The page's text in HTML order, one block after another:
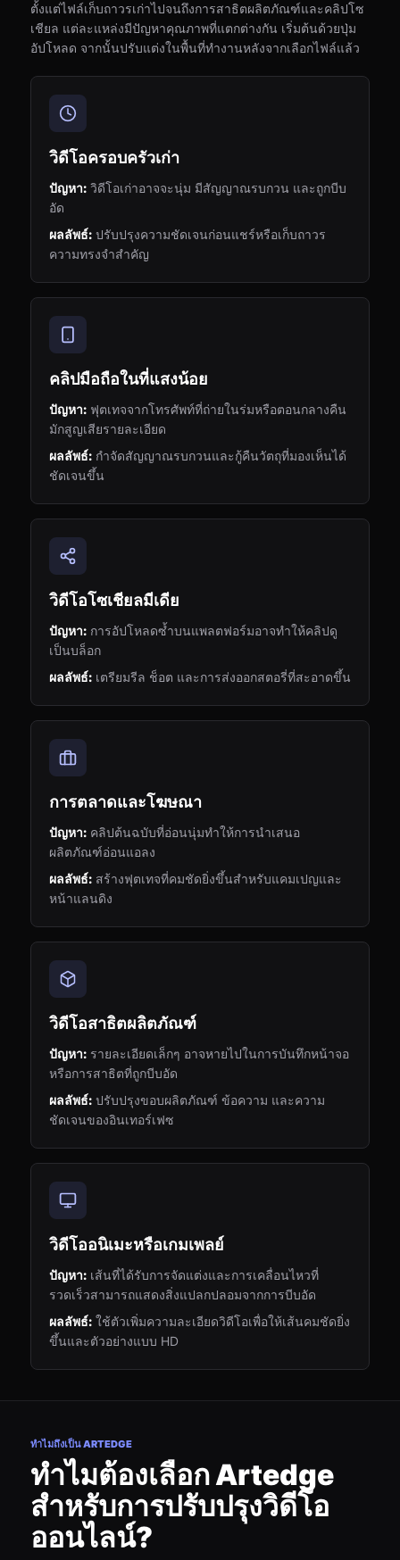
ตั้งแต่ไฟล์เก็บถาวรเก่าไปจนถึงการสาธิตผลิตภัณฑ์และคลิปโซ
เชียล แต่ละแหล่งมีปัญหาคุณภาพที่แตกต่างกัน เริ่มต้นด้วยปุ่ม
อัปโหลด จากนั้นปรับแต่งในพื้นที่ทำงานหลังจากเลือกไฟล์แล้ว
วิดีโอครอบครัวเก่า
ปัญหา: วิดีโอเก่าอาจจะนุ่ม มีสัญญาณรบกวน และถูกบีบ
อัด
ผลลัพธ์: ปรับปรุงความชัดเจนก่อนแชร์หรือเก็บถาวร
ความทรงจำสำคัญ
คลิปมือถือในที่แสงน้อย
ปัญหา: ฟุตเทจจากโทรศัพท์ที่ถ่ายในร่มหรือตอนกลางคืน
มักสูญเสียรายละเอียด
ผลลัพธ์: กำจัดสัญญาณรบกวนและกู้คืนวัตถุที่มองเห็นได้
ชัดเจนขึ้น
วิดีโอโซเชียลมีเดีย
ปัญหา: การอัปโหลดซ้ำบนแพลตฟอร์มอาจทำให้คลิปดู
เป็นบล็อก
ผลลัพธ์: เตรียมรีล ช็อต และการส่งออกสตอรี่ที่สะอาดขึ้น
การตลาดและโฆษณา
ปัญหา: คลิปต้นฉบับที่อ่อนนุ่มทำให้การนำเสนอ
ผลิตภัณฑ์อ่อนแอลง
ผลลัพธ์: สร้างฟุตเทจที่คมชัดยิ่งขึ้นสำหรับแคมเปญและ
หน้าแลนดิง
วิดีโอสาธิตผลิตภัณฑ์
ปัญหา: รายละเอียดเล็กๆ อาจหายไปในการบันทึกหน้าจอ
หรือการสาธิตที่ถูกบีบอัด
ผลลัพธ์: ปรับปรุงขอบผลิตภัณฑ์ ข้อความ และความ
ชัดเจนของอินเทอร์เฟซ
วิดีโออนิเมะหรือเกมเพลย์
ปัญหา: เส้นที่ได้รับการจัดแต่งและการเคลื่อนไหวที่
รวดเร็วสามารถแสดงสิ่งแปลกปลอมจากการบีบอัด
ผลลัพธ์: ใช้ตัวเพิ่มความละเอียดวิดีโอเพื่อให้เส้นคมชัดยิ่ง
ขึ้นและตัวอย่างแบบ HD
ทำไมถึงเป็น ARTEDGE
ทำไมต้องเลือก Artedge
สำหรับการปรับปรุงวิดีโอ
ออนไลน์?